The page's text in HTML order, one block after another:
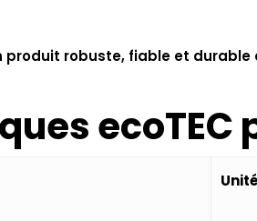
produit robuste, fiable et
ecoTEC
Unité